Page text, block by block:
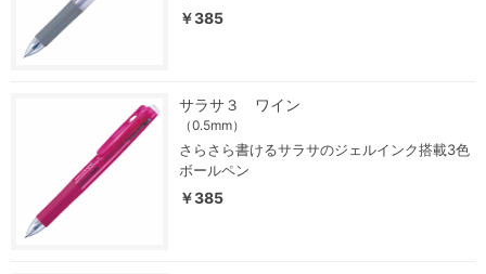
￥385
サラサ３ ワイン
（0.5mm）
さらさら書けるサラサのジェルインク搭載3色
ボールペン
￥385